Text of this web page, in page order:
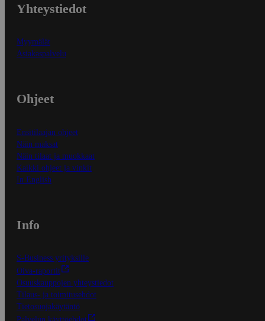
Yhteystiedot
Myymälät
Asiakaspalvelu
Ohjeet
Ensitilaajan ohjeet
Näin maksat
Näin tilaat ja muokkaat
Kaikki ohjeet ja vinkit
In English
Info
S-Business yrityksille
Oiva-raportit
Osuuskauppojen yhteystiedot
Tilaus- ja toimitusehdot
Tietosuojakäytäntö